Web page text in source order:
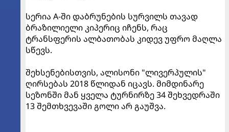
სერია A-ში დაბრუნების სურვილს თავად
ბრაზილიელი კიპერიც იჩენს, რაც
ტრანსფერის ალბათობას კიდევ უფრო მაღლა
სწევს.
შეხსენებისთვის, ალისონი "ლივერპულის"
ღირსებას 2018 წლიდან იცავს. მიმდინარე
სეზონში მან ყველა ტურნირზე 34 შეხვედრაში
13 შემთხვევაში გოლი არ გაუშვა.